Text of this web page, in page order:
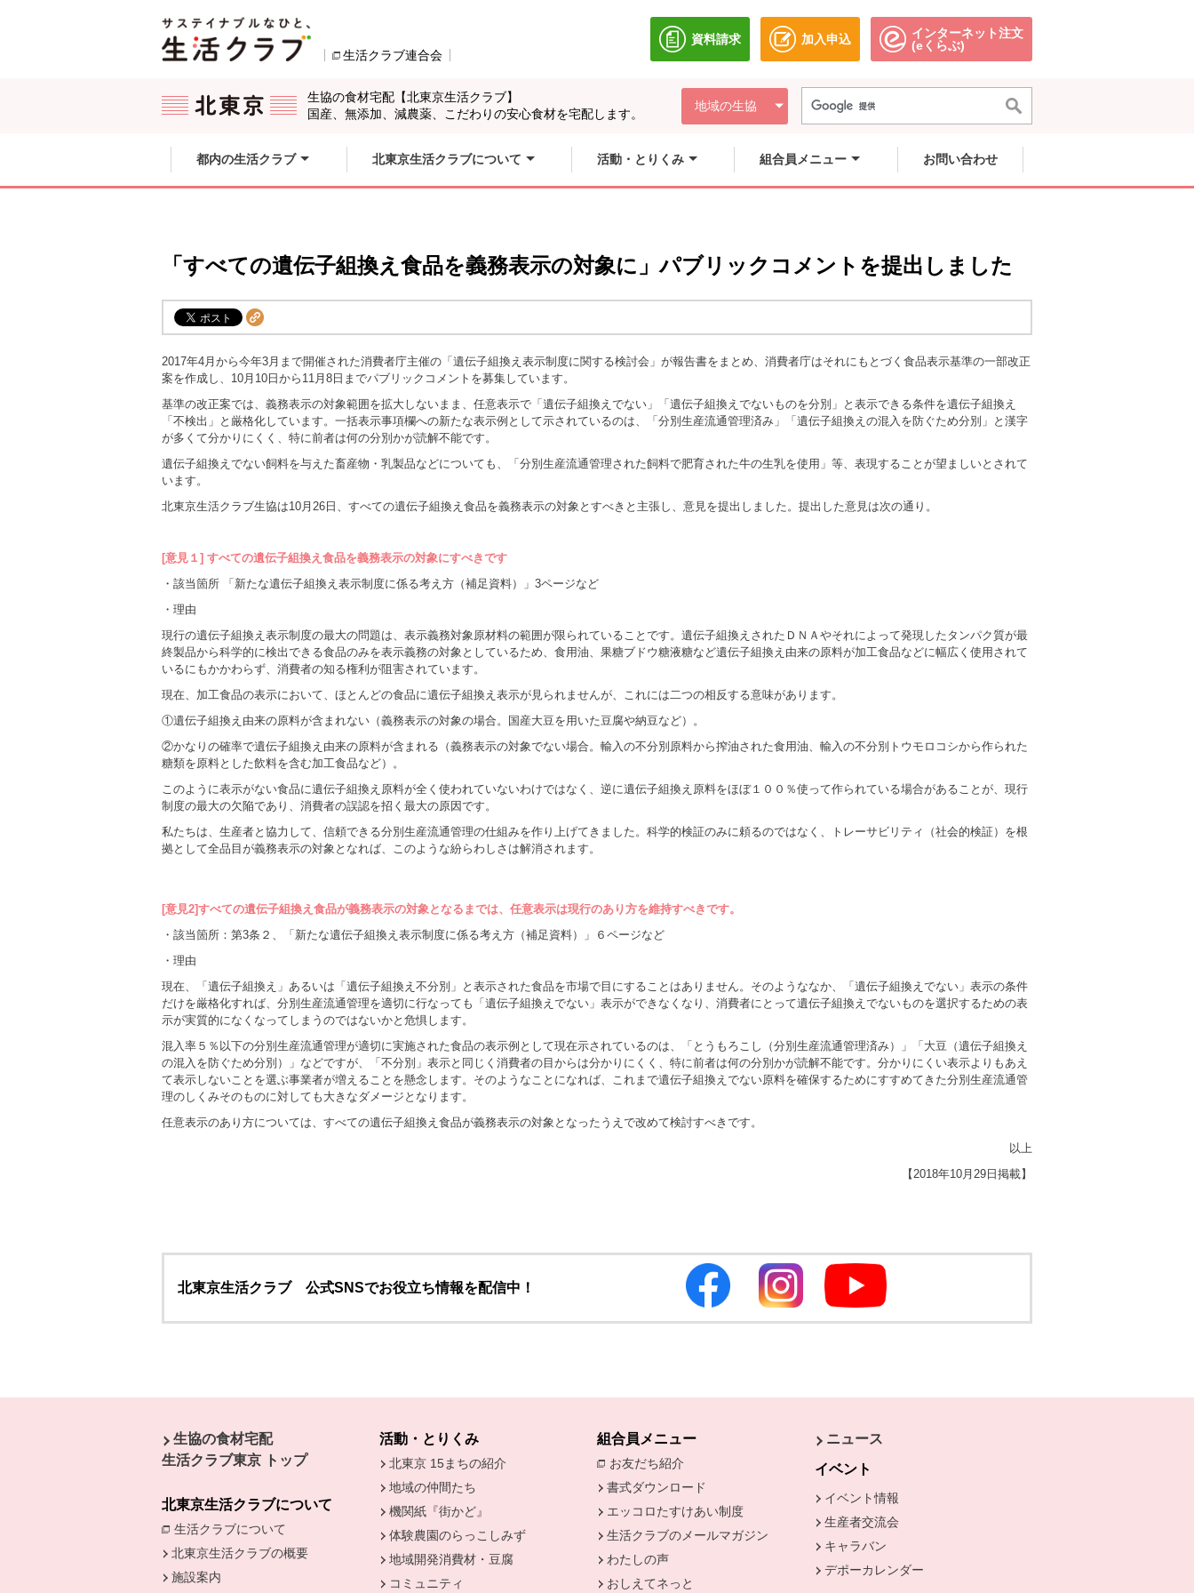
生活クラブ連合会
資料請求
別のウィンドウで開きます。
加入申込
別のウィンドウで開きます。
インターネット注文
(eくらぶ)別のウィンドウで開きます。
生協の食材宅配【北東京生活クラブ】
国産、無添加、減農薬、こだわりの安心食材を宅配します。
地域の生協
都内の生活クラブ 北東京生活クラブについて 活動・とりくみ 組合員メニュー お問い合わせ
「すべての遺伝子組換え食品を義務表示の対象に」パブリックコメントを提出しました
2017年4月から今年3月まで開催された消費者庁主催の「遺伝子組換え表示制度に関する検討会」が報告書をまとめ、消費者庁はそれにもとづく食品表示基準の一部改正
案を作成し、10月10日から11月8日までパブリックコメントを募集しています。
基準の改正案では、義務表示の対象範囲を拡大しないまま、任意表示で「遺伝子組換えでない」「遺伝子組換えでないものを分別」と表示できる条件を遺伝子組換え
「不検出」と厳格化しています。一括表示事項欄への新たな表示例として示されているのは、「分別生産流通管理済み」「遺伝子組換えの混入を防ぐため分別」と漢字
が多くて分かりにくく、特に前者は何の分別かが読解不能です。
遺伝子組換えでない飼料を与えた畜産物・乳製品などについても、「分別生産流通管理された飼料で肥育された牛の生乳を使用」等、表現することが望ましいとされて
います。
北東京生活クラブ生協は10月26日、すべての遺伝子組換え食品を義務表示の対象とすべきと主張し、意見を提出しました。提出した意見は次の通り。
[意見１] すべての遺伝子組換え食品を義務表示の対象にすべきです
・該当箇所 「新たな遺伝子組換え表示制度に係る考え方（補足資料）」3ページなど
・理由
現行の遺伝子組換え表示制度の最大の問題は、表示義務対象原材料の範囲が限られていることです。遺伝子組換えされたＤＮＡやそれによって発現したタンパク質が最
終製品から科学的に検出できる食品のみを表示義務の対象としているため、食用油、果糖ブドウ糖液糖など遺伝子組換え由来の原料が加工食品などに幅広く使用されて
いるにもかかわらず、消費者の知る権利が阻害されています。
現在、加工食品の表示において、ほとんどの食品に遺伝子組換え表示が見られませんが、これには二つの相反する意味があります。
①遺伝子組換え由来の原料が含まれない（義務表示の対象の場合。国産大豆を用いた豆腐や納豆など）。
②かなりの確率で遺伝子組換え由来の原料が含まれる（義務表示の対象でない場合。輸入の不分別原料から搾油された食用油、輸入の不分別トウモロコシから作られた
糖類を原料とした飲料を含む加工食品など）。
このように表示がない食品に遺伝子組換え原料が全く使われていないわけではなく、逆に遺伝子組換え原料をほぼ１００％使って作られている場合があることが、現行
制度の最大の欠陥であり、消費者の誤認を招く最大の原因です。
私たちは、生産者と協力して、信頼できる分別生産流通管理の仕組みを作り上げてきました。科学的検証のみに頼るのではなく、トレーサビリティ（社会的検証）を根
拠として全品目が義務表示の対象となれば、このような紛らわしさは解消されます。
[意見2]すべての遺伝子組換え食品が義務表示の対象となるまでは、任意表示は現行のあり方を維持すべきです。
・該当箇所：第3条２、「新たな遺伝子組換え表示制度に係る考え方（補足資料）」６ページなど
・理由
現在、「遺伝子組換え」あるいは「遺伝子組換え不分別」と表示された食品を市場で目にすることはありません。そのようななか、「遺伝子組換えでない」表示の条件
だけを厳格化すれば、分別生産流通管理を適切に行なっても「遺伝子組換えでない」表示ができなくなり、消費者にとって遺伝子組換えでないものを選択するための表
示が実質的になくなってしまうのではないかと危惧します。
混入率５％以下の分別生産流通管理が適切に実施された食品の表示例として現在示されているのは、「とうもろこし（分別生産流通管理済み）」「大豆（遺伝子組換え
の混入を防ぐため分別）」などですが、「不分別」表示と同じく消費者の目からは分かりにくく、特に前者は何の分別かが読解不能です。分かりにくい表示よりもあえ
て表示しないことを選ぶ事業者が増えることを懸念します。そのようなことになれば、これまで遺伝子組換えでない原料を確保するためにすすめてきた分別生産流通管
理のしくみそのものに対しても大きなダメージとなります。
任意表示のあり方については、すべての遺伝子組換え食品が義務表示の対象となったうえで改めて検討すべきです。
以上
【2018年10月29日掲載】
北東京生活クラブ 公式SNSでお役立ち情報を配信中！
生協の食材宅配
生活クラブ東京 トップ
北東京生活クラブについて
生活クラブについて
別のウィンドウで開きます。
北東京生活クラブの概要
施設案内
活動・とりくみ
北東京 15まちの紹介
地域の仲間たち
機関紙『街かど』
体験農園のらっこしみず
地域開発消費材・豆腐
コミュニティ
組合員メニュー
お友だち紹介 別のウィンドウで開きます。
書式ダウンロード
エッコロたすけあい制度
生活クラブのメールマガジン
わたしの声
おしえてネっと
ニュース
イベント
イベント情報
生産者交流会
キャラバン
デポーカレンダー